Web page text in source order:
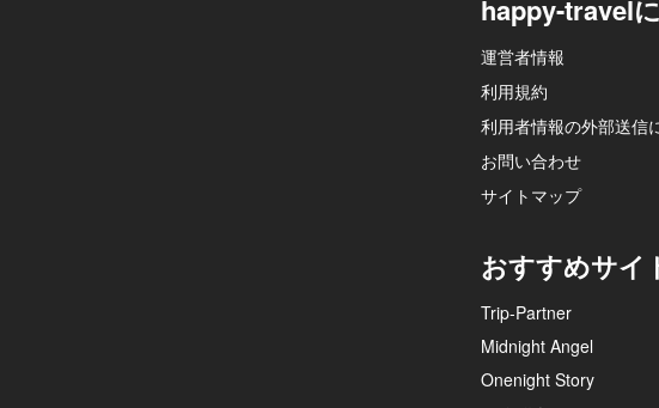
happy-travel
運営者情報
利用規約
利用者情報の外部送信
お問い合わせ
サイトマップ
おすすめサイ
Trip-Partner
Midnight Angel
Onenight Story